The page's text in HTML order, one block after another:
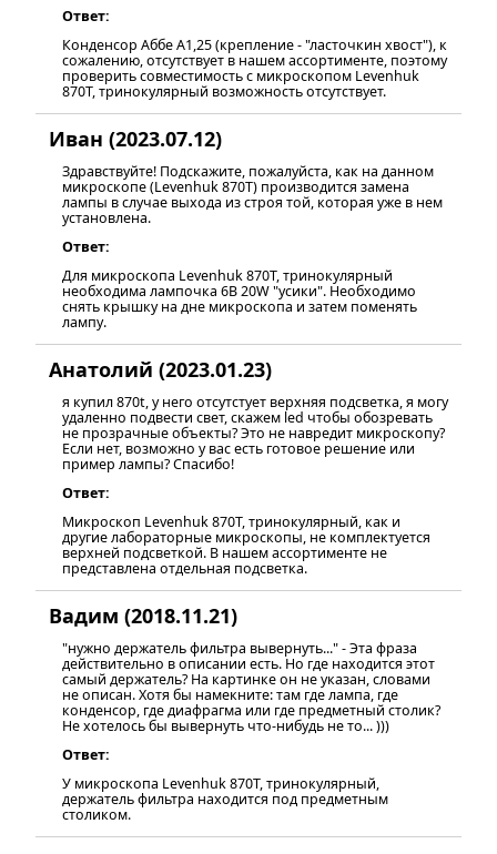
Ответ:
Конденсор Аббе А1,25 (крепление - "ласточкин хвост"), к
сожалению, отсутствует в нашем ассортименте, поэтому
проверить совместимость с микроскопом Levenhuk
870T, тринокулярный возможность отсутствует.
Иван (2023.07.12)
Здравствуйте! Подскажите, пожалуйста, как на данном
микроскопе (Levenhuk 870T) производится замена
лампы в случае выхода из строя той, которая уже в нем
установлена.
Ответ:
Для микроскопа Levenhuk 870T, тринокулярный
необходима лампочка 6В 20W "усики". Необходимо
снять крышку на дне микроскопа и затем поменять
лампу.
Анатолий (2023.01.23)
я купил 870t, у него отсутстует верхняя подсветка, я могу
удаленно подвести свет, скажем led чтобы обозревать
не прозрачные объекты? Это не навредит микроскопу?
Если нет, возможно у вас есть готовое решение или
пример лампы? Спасибо!
Ответ:
Микроскоп Levenhuk 870T, тринокулярный, как и
другие лабораторные микроскопы, не комплектуется
верхней подсветкой. В нашем ассортименте не
представлена отдельная подсветка.
Вадим (2018.11.21)
"нужно держатель фильтра вывернуть..." - Эта фраза
действительно в описании есть. Но где находится этот
самый держатель? На картинке он не указан, словами
не описан. Хотя бы намекните: там где лампа, где
конденсор, где диафрагма или где предметный столик?
Не хотелось бы вывернуть что-нибудь не то... )))
Ответ:
У микроскопа Levenhuk 870T, тринокулярный,
держатель фильтра находится под предметным
столиком.